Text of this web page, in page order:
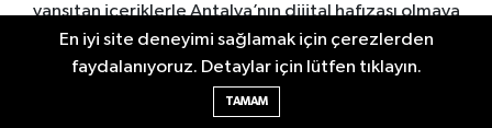
yansıtan içeriklerle Antalya’nın dijital hafızası olmaya
devam ediyoruz. Güvenilir, hızlı ve tarafsız habercilik
anlayışıyla Antalya haberleri denince akla gelen ilk
kaynak: Yeni Alanya.
En iyi site deneyimi sağlamak için çerezlerden
faydalanıyoruz. Detaylar için lütfen tıklayın.
TAMAM